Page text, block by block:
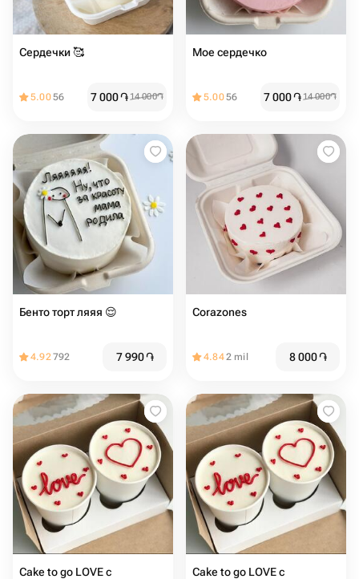
Сердечки 🥰
5.0056 7 000֏14 000֏
Мое сердечко ️
5.0056 7 000֏14 000֏
Бенто торт ляяя 😌
4.92792 7 990֏
Corazones
4.842 mil 8 000֏
Cake to go LOVE с
Cake to go LOVE с